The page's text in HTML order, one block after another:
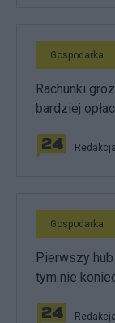
Gospodarka
Rachunki
bardziej
Redakcja
Gospodarka
Pierwszy hub
tym nie
Redakcja